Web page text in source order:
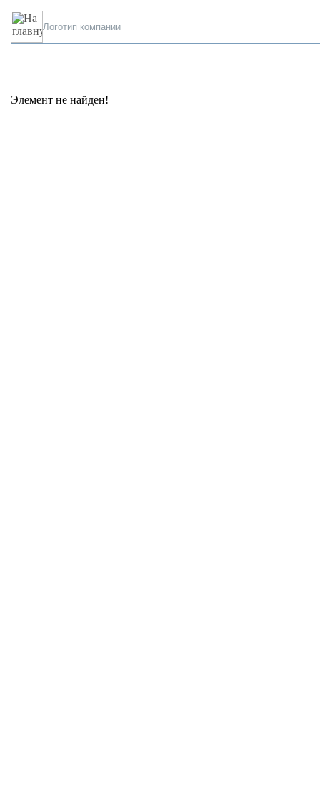
Логотип компании
Элемент не найден!